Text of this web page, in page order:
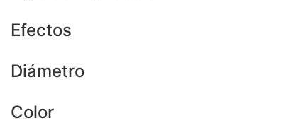
Efectos
Diámetro
Color